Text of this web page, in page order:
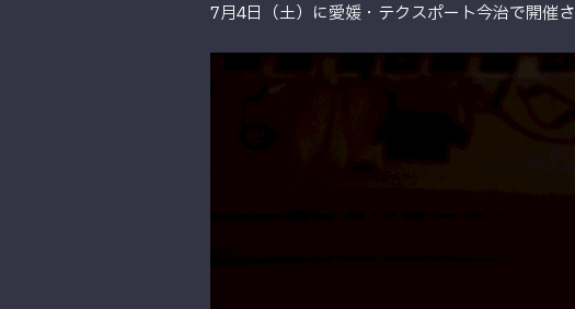
7月4日（土）に愛媛・テクスポート今治で開催